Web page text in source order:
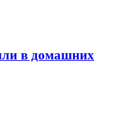
в домашних